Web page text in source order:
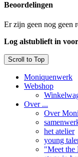
Beoordelingen
Er zijn geen nog geen
Log alstublieft in
Scroll to Top
Moniquenwerk
Webshop
Over ...
Over
het atelier
young
"Meet the